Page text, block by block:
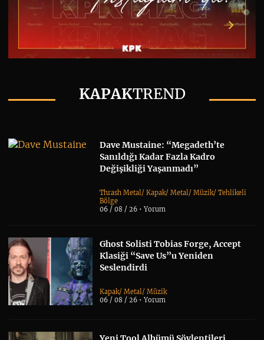
KAPAKTREND
Dave Mustaine: “Megadeth’te
Sanıldığı Kadar Fazla Kadro
Değişikliği Yaşanmadı”
Thrash Metal/Kapak/Metal/Müzik/Tehlikeli
Bölge
06 / 08 / 26 •Yorum
Ghost Solisti Tobias Forge, Accept
Klasiği “Save Us”u Yeniden
Seslendirdi
Kapak/Metal/Müzik
06 / 08 / 26 •Yorum